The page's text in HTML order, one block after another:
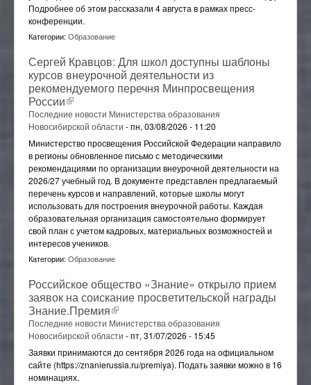
Подробнее об этом рассказали 4 августа в рамках пресс-
конференции.
Категории: Образование
Сергей Кравцов: Для школ доступны шаблоны
курсов внеурочной деятельности из
рекомендуемого перечня Минпросвещения
России(внешняя ссылка)
Последние новости Министерства образования
Новосибирской области -пн, 03/08/2026 - 11:20
Министерство просвещения Российской Федерации направило
в регионы обновленное письмо с методическими
рекомендациями по организации внеурочной деятельности на
2026/27 учебный год. В документе представлен предлагаемый
перечень курсов и направлений, которые школы могут
использовать для построения внеурочной работы. Каждая
образовательная организация самостоятельно формирует
свой план с учетом кадровых, материальных возможностей и
интересов учеников.
Категории: Образование
Российское общество «Знание» открыло прием
заявок на соискание просветительской награды
Знание.Премия(внешняя ссылка)
Последние новости Министерства образования
Новосибирской области -пт, 31/07/2026 - 15:45
Заявки принимаются до сентября 2026 года на официальном
сайте (https://znanierussia.ru/premiya). Подать заявки можно в 16
номинациях.